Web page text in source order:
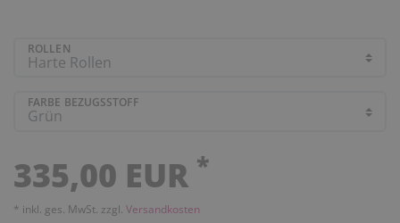
ROLLEN
FARBE BEZUGSSTOFF
335,00 EUR *
* inkl. ges. MwSt. zzgl. Versandkosten